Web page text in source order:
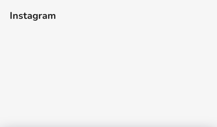
Instagram